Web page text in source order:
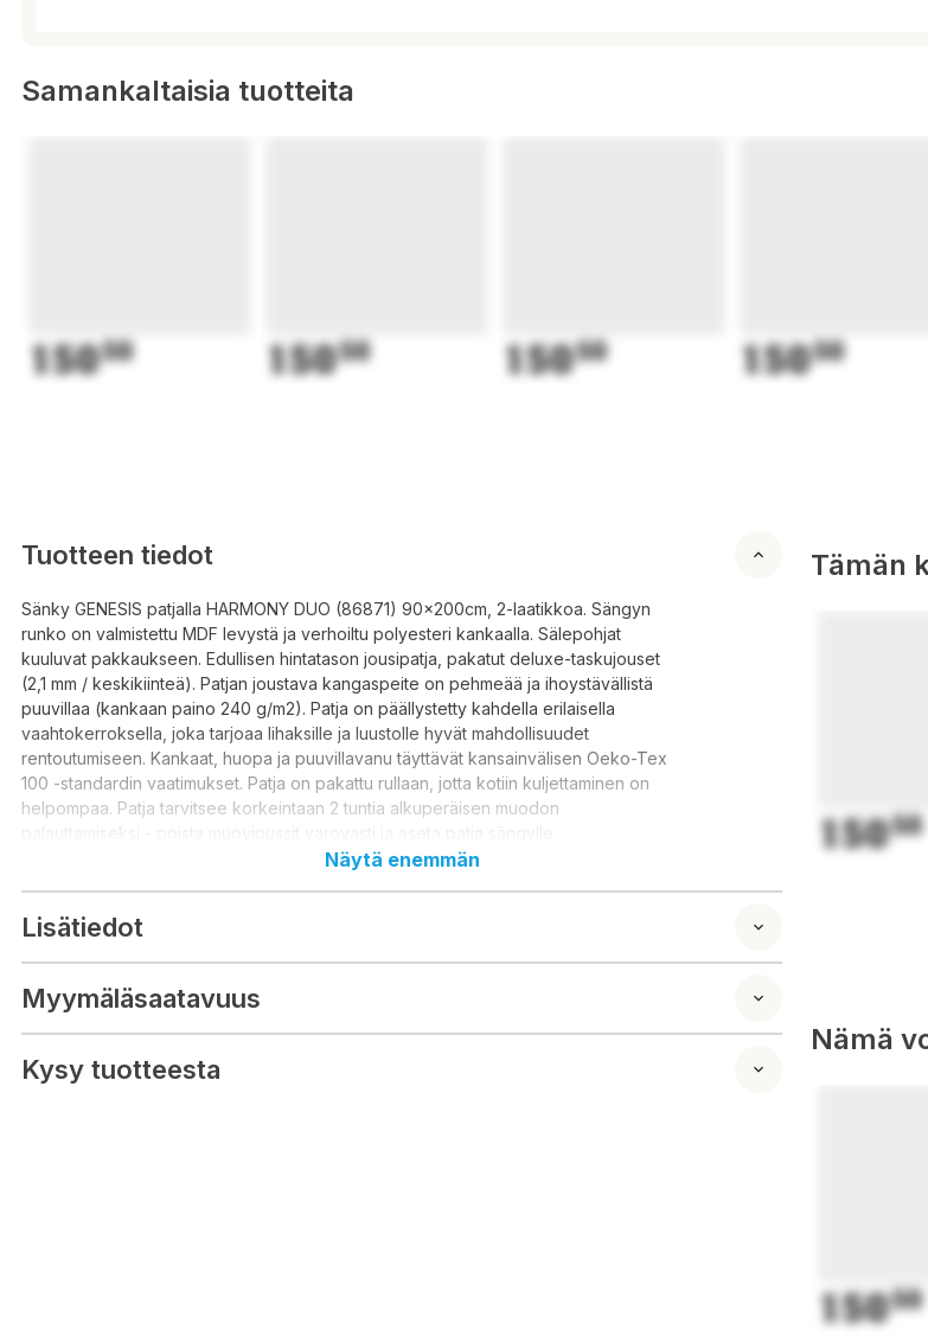
Samankaltaisia tuotteita
15050 15050 15050 15050
Tuotteen tiedot
Sänky GENESIS patjalla HARMONY DUO (86871) 90x200cm, 2-laatikkoa. Sängyn
runko on valmistettu MDF levystä ja verhoiltu polyesteri kankaalla. Sälepohjat
kuuluvat pakkaukseen. Edullisen hintatason jousipatja, pakatut deluxe-taskujouset
(2,1 mm / keskikiinteä). Patjan joustava kangaspeite on pehmeää ja ihoystävällistä
puuvillaa (kankaan paino 240 g/m2). Patja on päällystetty kahdella erilaisella
vaahtokerroksella, joka tarjoaa lihaksille ja luustolle hyvät mahdollisuudet
rentoutumiseen. Kankaat, huopa ja puuvillavanu täyttävät kansainvälisen Oeko-Tex
100 -standardin vaatimukset. Patja on pakattu rullaan, jotta kotiin kuljettaminen on
helpompaa. Patja tarvitsee korkeintaan 2 tuntia alkuperäisen muodon
palauttamiseksi - poista muovipussit varovasti ja aseta patja sängylle.
ingår i paketet. Prisvärd resårmadrass, packade lyxiga pocketfjädrar (2,1 mm /
medium fast). Madrassens flexibla tygöverdrag är mjuk och hudvänlig bomull
och ben goda möjligheter att slappna av. Tyger, filt och bomullsvadd uppfyller
kraven i den internationella Oeko-Tex 100-standarden. Madrassen är packad i en
rulle för att göra den lättare att transportera hem. Madrassen behöver max 2 timmar
för att återgå till sin ursprungliga form - ta försiktigt bort plastpåsarna och lägg
Näytä enemmän
Lisätiedot
Myymäläsaatavuus
Kysy tuotteesta
Tämän
15050
Nämä
15050